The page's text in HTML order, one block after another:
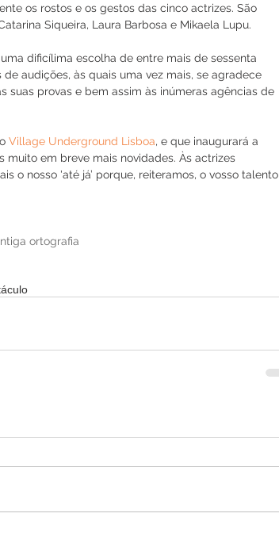
os rostos e os gestos das cinco actrizes. São
Siqueira, Laura Barbosa e Mikaela Lupu.
dificílima escolha de entre mais de sessenta
audições, às quais uma vez mais, se agradece
suas provas e bem assim às inúmeras agências de
Village Underground Lisboa, e que inaugurará a
muito em breve mais novidades. Às actrizes
o nosso 'até já’ porque, reiteramos, o vosso talento
ortografia